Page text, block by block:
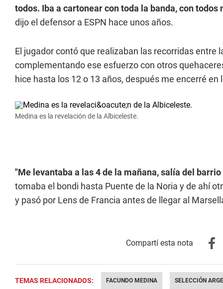
todos. Iba a cartonear con toda la banda, con todos
dijo el defensor a ESPN hace unos años.
El jugador contó que realizaban las recorridas entre
complementando ese esfuerzo con otros
hice hasta los 12 o 13 años, después me encerré en
Medina es la revelación de la Albiceleste.
"Me levantaba a las 4 de la mañana, salía del
tomaba el bondi hasta Puente de la Noria y de ahí
y pasó por Lens de Francia antes de llegar al
TEMAS RELACIONADOS: FACUNDO MEDINA SELECCIÓN